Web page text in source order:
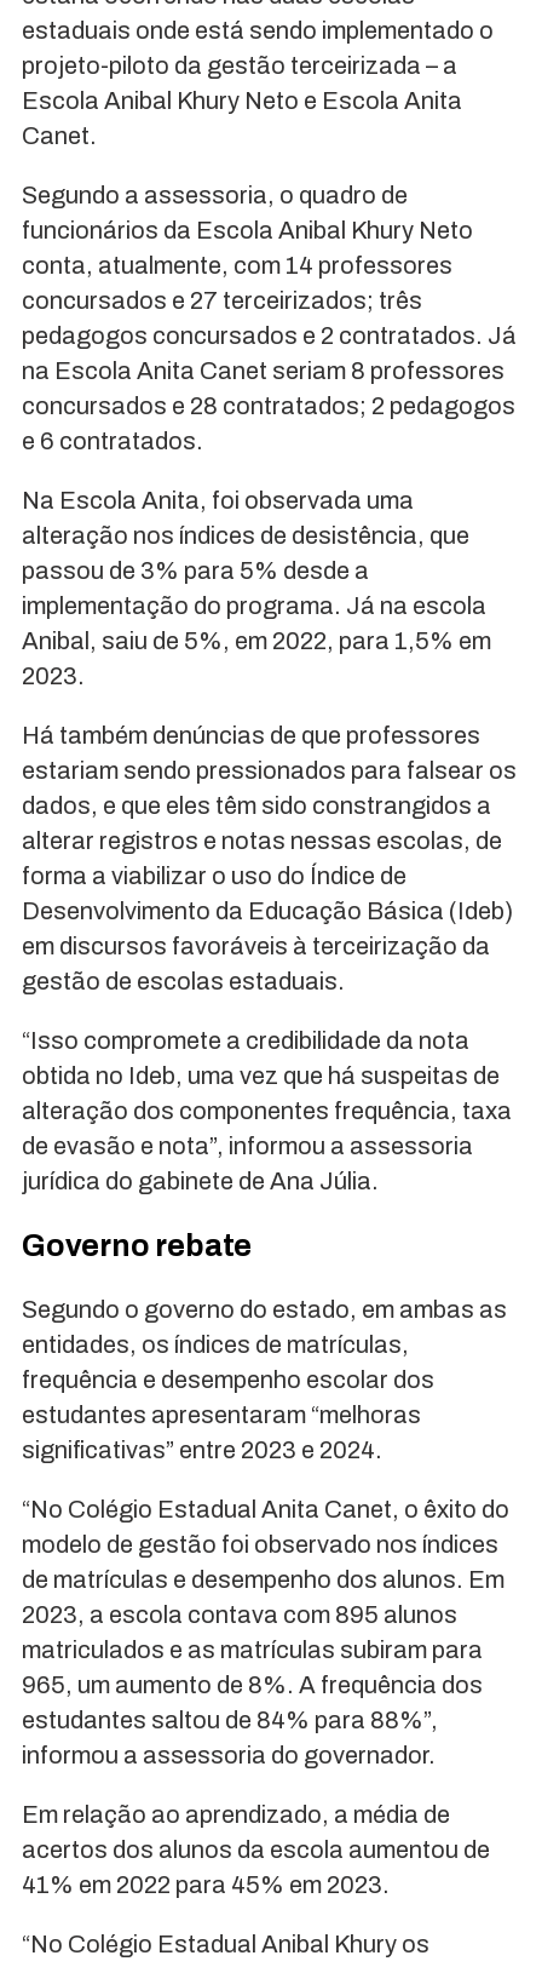
estaduais onde está sendo implementado o
projeto-piloto da gestão terceirizada – a
Escola Anibal Khury Neto e Escola Anita
Canet.
Segundo a assessoria, o quadro de
funcionários da Escola Anibal Khury Neto
conta, atualmente, com 14 professores
concursados e 27 terceirizados; três
pedagogos concursados e 2 contratados. Já
na Escola Anita Canet seriam 8 professores
concursados e 28 contratados; 2 pedagogos
e 6 contratados.
Na Escola Anita, foi observada uma
alteração nos índices de desistência, que
passou de 3% para 5% desde a
implementação do programa. Já na escola
Anibal, saiu de 5%, em 2022, para 1,5% em
2023.
Há também denúncias de que professores
estariam sendo pressionados para falsear os
dados, e que eles têm sido constrangidos a
alterar registros e notas nessas escolas, de
forma a viabilizar o uso do Índice de
Desenvolvimento da Educação Básica (Ideb)
em discursos favoráveis à terceirização da
gestão de escolas estaduais.
“Isso compromete a credibilidade da nota
obtida no Ideb, uma vez que há suspeitas de
alteração dos componentes frequência, taxa
de evasão e nota”, informou a assessoria
jurídica do gabinete de Ana Júlia.
Governo rebate
Segundo o governo do estado, em ambas as
entidades, os índices de matrículas,
frequência e desempenho escolar dos
estudantes apresentaram “melhoras
significativas” entre 2023 e 2024.
“No Colégio Estadual Anita Canet, o êxito do
modelo de gestão foi observado nos índices
de matrículas e desempenho dos alunos. Em
2023, a escola contava com 895 alunos
matriculados e as matrículas subiram para
965, um aumento de 8%. A frequência dos
estudantes saltou de 84% para 88%”,
informou a assessoria do governador.
Em relação ao aprendizado, a média de
acertos dos alunos da escola aumentou de
41% em 2022 para 45% em 2023.
“No Colégio Estadual Anibal Khury os